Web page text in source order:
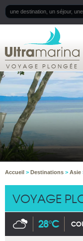
VOYAGE PLONGÉE
Accueil > Destinations > Asie
VOYAGE
28°C